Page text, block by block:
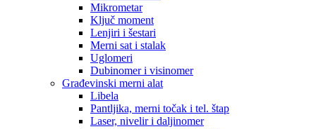
Mikrometar
Ključ moment
Lenjiri i šestari
Merni sat i stalak
Uglomeri
Dubinomer i visinomer
Građevinski merni alat
Libela
Pantljika, merni točak i tel. štap
Laser, nivelir i daljinomer